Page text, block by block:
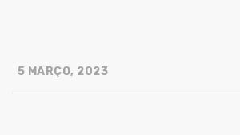
5 MARÇO, 2023